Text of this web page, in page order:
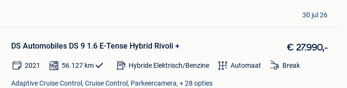
30 jul 26
DS Automobiles DS 9 1.6 E-Tense Hybrid Rivoli + € 27.990,-
2021 56.127 km Hybride Elektrisch/Benzine Automaat Break
Adaptive Cruise Control, Cruise Control, Parkeercamera, + 28 opties